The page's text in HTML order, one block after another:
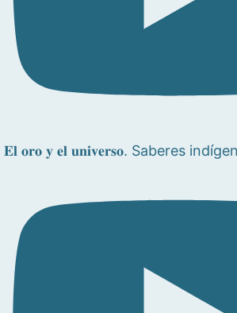
𝐄𝐥 𝐨𝐫𝐨 𝐲 𝐞𝐥 𝐮𝐧𝐢𝐯𝐞𝐫𝐬𝐨. Saberes